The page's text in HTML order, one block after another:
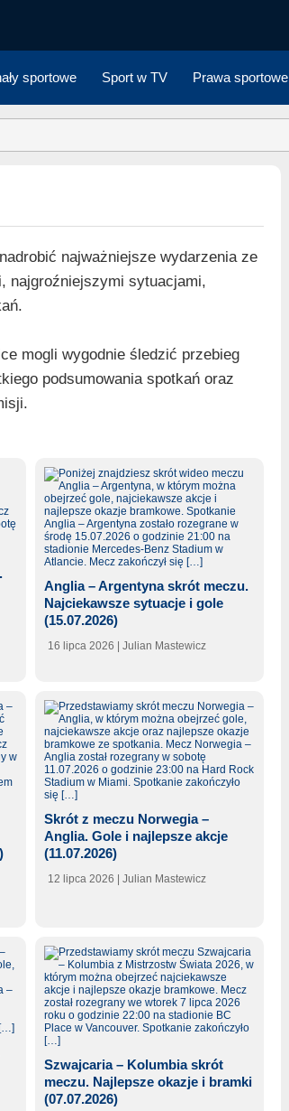
sportowe Sport w TV Prawa sportowe
najważniejsze wydarzenia ze
najgroźniejszymi sytuacjami,
mogli wygodnie śledzić przebieg
podsumowania spotkań oraz
Anglia – Argentyna skrót meczu.
Najciekawsze sytuacje i gole
(15.07.2026)
16 lipca 2026 | Julian Mastewicz
Skrót z meczu Norwegia –
Anglia. Gole i najlepsze akcje
(11.07.2026)
12 lipca 2026 | Julian Mastewicz
Szwajcaria – Kolumbia skrót
meczu. Najlepsze okazje i bramki
(07.07.2026)